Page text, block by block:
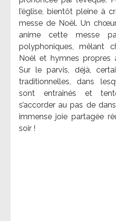
l’église, bientôt pleine à
messe de Noël. Un
anime cette messe
polyphoniques, mêlant
Noël et hymnes propres
Sur le parvis, déjà,
traditionnelles, dans
sont entraînés et
s’accorder au pas de
immense joie partagée
soir !